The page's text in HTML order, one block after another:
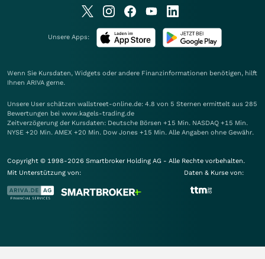
Unsere Apps:
Wenn Sie Kursdaten, Widgets oder andere Finanzinformationen benötigen, hilft
Ihnen ARIVA gerne.
Unsere User schätzen wallstreet-online.de: 4.8 von 5 Sternen ermittelt aus 285
Bewertungen bei www.kagels-trading.de
Zeitverzögerung der Kursdaten: Deutsche Börsen +15 Min. NASDAQ +15 Min.
NYSE +20 Min. AMEX +20 Min. Dow Jones +15 Min. Alle Angaben ohne Gewähr.
Copyright © 1998-2026 Smartbroker Holding AG - Alle Rechte vorbehalten.
Mit Unterstützung von:
Daten & Kurse von: